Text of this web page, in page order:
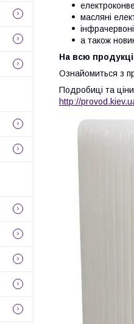
масляні
інфрачервоні
а також
На всю
Ознайомиться з
Подробиці та ціни
http://